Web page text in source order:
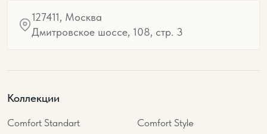
127411, Москва
Дмитровское шоссе, 108, стр. 3
Коллекции
Comfort Standart
Comfort Style